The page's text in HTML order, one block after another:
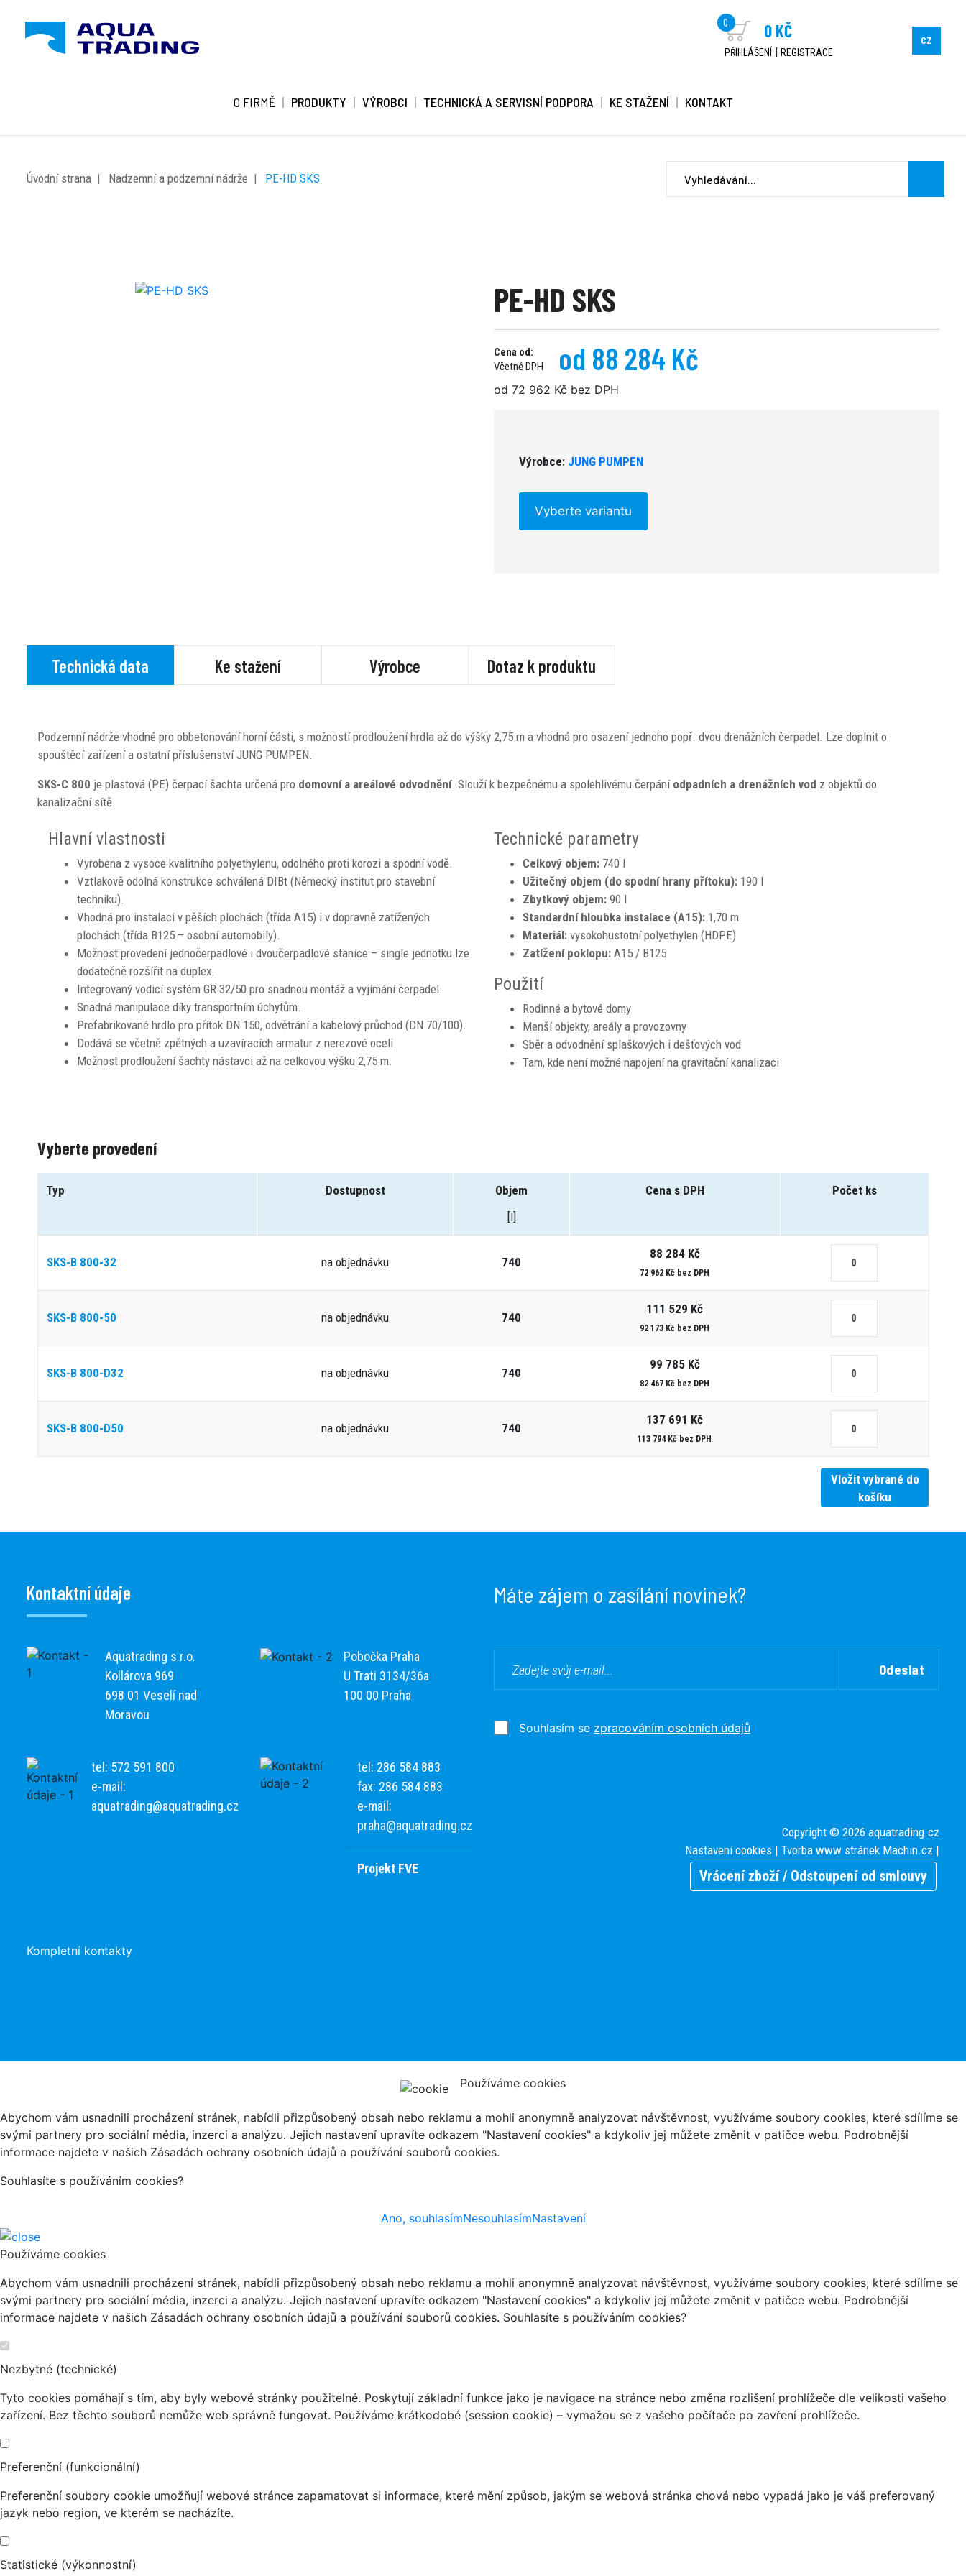
O FIRMĚ PRODUKTY VÝROBCI TECHNICKÁ A SERVISNÍ PODPORA KE STAŽENÍ KONTAKT
0 0 KČ
PŘIHLÁŠENÍ | REGISTRACE
CZ
Úvodní strana Nadzemní a podzemní nádrže PE-HD SKS
PE-HD SKS
Cena od:
Včetně DPH
od 88 284 Kč
od 72 962 Kč bez DPH
Výrobce: JUNG PUMPEN
Vyberte variantu
Technická data Ke stažení Výrobce Dotaz k produktu
Podzemní nádrže vhodné pro obbetonování horní části, s možností prodloužení hrdla až do výšky 2,75 m a vhodná pro osazení jednoho popř. dvou drenážních čerpadel. Lze doplnit o
spouštěcí zařízení a ostatní příslušenství JUNG PUMPEN.
SKS-C 800 je plastová (PE) čerpací šachta určená pro domovní a areálové odvodnění. Slouží k bezpečnému a spolehlivému čerpání odpadních a drenážních vod z objektů do
kanalizační sítě.
Hlavní vlastnosti
Vyrobena z vysoce kvalitního polyethylenu, odolného proti korozi a spodní vodě.
Vztlakově odolná konstrukce schválená DIBt (Německý institut pro stavební
techniku).
Vhodná pro instalaci v pěších plochách (třída A15) i v dopravně zatížených
plochách (třída B125 – osobní automobily).
Možnost provedení jednočerpadlové i dvoučerpadlové stanice – single jednotku lze
dodatečně rozšířit na duplex.
Integrovaný vodicí systém GR 32/50 pro snadnou montáž a vyjímání čerpadel.
Snadná manipulace díky transportním úchytům.
Prefabrikované hrdlo pro přítok DN 150, odvětrání a kabelový průchod (DN 70/100).
Dodává se včetně zpětných a uzavíracích armatur z nerezové oceli.
Možnost prodloužení šachty nástavci až na celkovou výšku 2,75 m.
Technické parametry
Celkový objem: 740 l
Užitečný objem (do spodní hrany přítoku): 190 l
Zbytkový objem: 90 l
Standardní hloubka instalace (A15): 1,70 m
Materiál: vysokohustotní polyethylen (HDPE)
Zatížení poklopu: A15 / B125
Použití
Rodinné a bytové domy
Menší objekty, areály a provozovny
Sběr a odvodnění splaškových i dešťových vod
Tam, kde není možné napojení na gravitační kanalizaci
Vyberte provedení
Typ Dostupnost Objem Cena s DPH
Počet ks
[l]
SKS-B 800-32 na objednávku 740
88 284 Kč
72 962 Kč bez DPH
SKS-B 800-50 na objednávku 740
111 529 Kč
92 173 Kč bez DPH
SKS-B 800-D32 na objednávku 740
99 785 Kč
82 467 Kč bez DPH
SKS-B 800-D50 na objednávku 740
137 691 Kč
113 794 Kč bez DPH
Vložit vybrané do
košíku
Kontaktní údaje
Aquatrading s.r.o.
Kollárova 969
698 01 Veselí nad
Moravou
Pobočka Praha
U Trati 3134/36a
100 00 Praha
tel: 572 591 800
e-mail:
aquatrading@aquatrading.cz
tel: 286 584 883
fax: 286 584 883
e-mail:
praha@aquatrading.cz
Projekt FVE
Kompletní kontakty
Máte zájem o zasílání novinek?
Souhlasím se zpracováním osobních údajů
Odeslat
Copyright © 2026 aquatrading.cz
Nastavení cookies | Tvorba www stránek Machin.cz |
Vrácení zboží / Odstoupení od smlouvy
Používáme cookies
Abychom vám usnadnili procházení stránek, nabídli přizpůsobený obsah nebo reklamu a mohli anonymně analyzovat návštěvnost, využíváme soubory cookies, které sdílíme se
svými partnery pro sociální média, inzerci a analýzu. Jejich nastavení upravíte odkazem "Nastavení cookies" a kdykoliv jej můžete změnit v patičce webu. Podrobnější
informace najdete v našich Zásadách ochrany osobních údajů a používání souborů cookies.
Souhlasíte s používáním cookies?
Ano, souhlasímNesouhlasímNastavení
Používáme cookies
Abychom vám usnadnili procházení stránek, nabídli přizpůsobený obsah nebo reklamu a mohli anonymně analyzovat návštěvnost, využíváme soubory cookies, které sdílíme se
svými partnery pro sociální média, inzerci a analýzu. Jejich nastavení upravíte odkazem "Nastavení cookies" a kdykoliv jej můžete změnit v patičce webu. Podrobnější
informace najdete v našich Zásadách ochrany osobních údajů a používání souborů cookies. Souhlasíte s používáním cookies?
Nezbytné (technické)
Tyto cookies pomáhají s tím, aby byly webové stránky použitelné. Poskytují základní funkce jako je navigace na stránce nebo změna rozlišení prohlížeče dle velikosti vašeho
zařízení. Bez těchto souborů nemůže web správně fungovat. Používáme krátkodobé (session cookie) – vymažou se z vašeho počítače po zavření prohlížeče.
Preferenční (funkcionální)
Preferenční soubory cookie umožňují webové stránce zapamatovat si informace, které mění způsob, jakým se webová stránka chová nebo vypadá jako je váš preferovaný
jazyk nebo region, ve kterém se nacházíte.
Statistické (výkonnostní)